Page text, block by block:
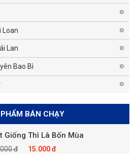
Loan
Lan
Bao Bì
BÁN CHẠY
Thì Là Bốn Mùa
đ 15.000 đ